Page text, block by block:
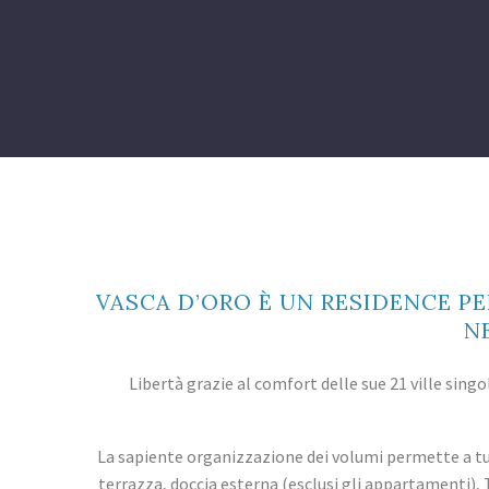
VASCA D’ORO È UN RESIDENCE
Libertà grazie al comfort delle sue 21 ville
La sapiente organizzazione dei volumi permette a
terrazza, doccia esterna (esclusi gli